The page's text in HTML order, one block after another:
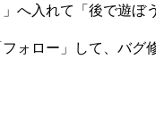
へ入れて「後で遊ぼ
ォロー」して、バグ